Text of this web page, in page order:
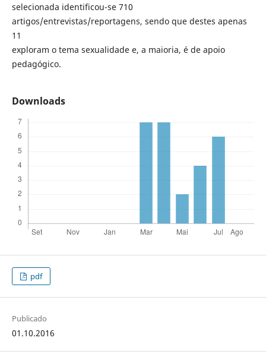
selecionada identificou-se 710
artigos/entrevistas/reportagens, sendo que destes apenas
11
exploram o tema sexualidade e, a maioria, é de apoio
pedagógico.
Downloads
pdf
Publicado
01.10.2016